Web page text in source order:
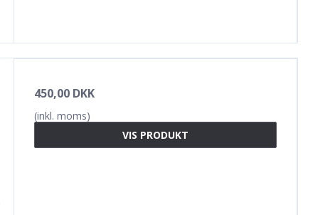
450,00 DKK
(inkl. moms)
VIS PRODUKT